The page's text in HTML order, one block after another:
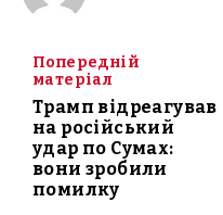
Попередній
матеріал
Трамп відреагував
на російський
удар по Сумах:
вони зробили
помилку